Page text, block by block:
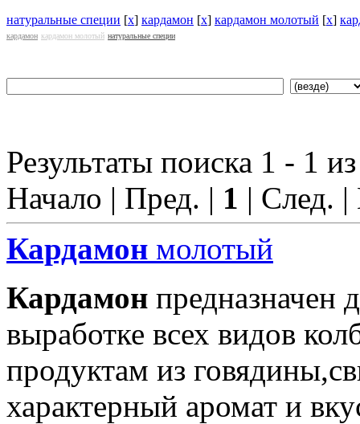
натуральные специи [x] кардамон [x] кардамон молотый [x]
кардамон кардамон молотый натуральные специи
Результаты поиска 1 - 1
Начало | Пред. | 1 | След.
Кардамон молотый
Кардамон предназначен
выработке всех видов
продуктам из
характерный аромат и